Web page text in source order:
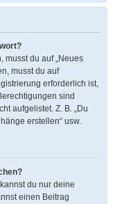
musst du auf „Neues
musst du auf
erforderlich ist,
sind
aufgelistet. Z. B. „Du
erstellen“ usw.
du nur deine
einen Beitrag